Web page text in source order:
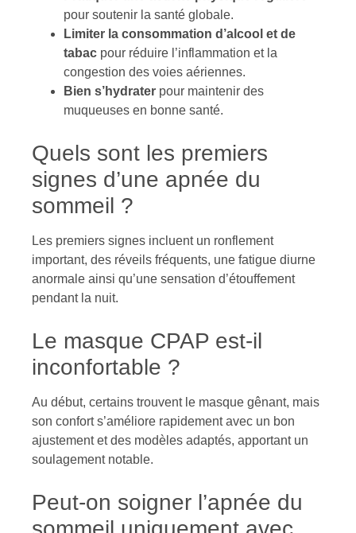
pour soutenir la santé globale.
Limiter la consommation d’alcool et de
tabac pour réduire l’inflammation et la
congestion des voies aériennes.
Bien s’hydrater pour maintenir des
muqueuses en bonne santé.
Quels sont les premiers
signes d’une apnée du
sommeil ?
Les premiers signes incluent un ronflement
important, des réveils fréquents, une fatigue diurne
anormale ainsi qu’une sensation d’étouffement
pendant la nuit.
Le masque CPAP est-il
inconfortable ?
Au début, certains trouvent le masque gênant, mais
son confort s’améliore rapidement avec un bon
ajustement et des modèles adaptés, apportant un
soulagement notable.
Peut-on soigner l’apnée du